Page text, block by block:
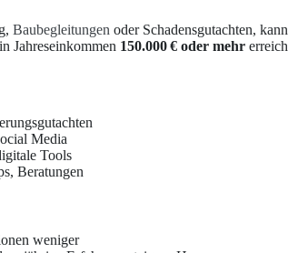
Baubegleitungen oder Schadensgutachten,
Jahreseinkommen 150.000 € oder mehr
Media
Tools
Beratungen
weniger